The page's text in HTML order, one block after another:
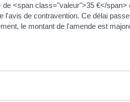
<span class="valeur">35 €</
de contravention. Ce délai
le montant de l'amende est